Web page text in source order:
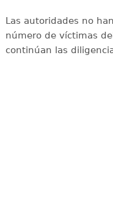
Las autoridades no
número de víctimas
continúan las